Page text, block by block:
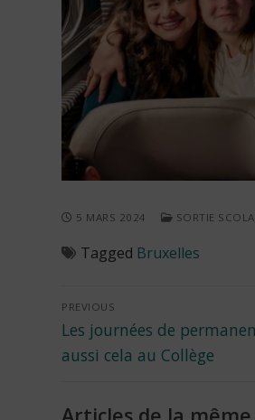
5 MARS 2024 SORTIE
Tagged Bruxelles
Navigation
de
PREVIOUS
Previous
post:
Les journées de
aussi cela au Collège
Articles de la